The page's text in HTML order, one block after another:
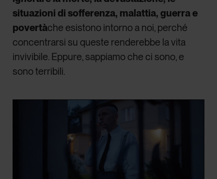
situazioni di sofferenza, malattia, guerra e
povertàche esistono intorno a noi, perché
concentrarsi su queste renderebbe la vita
invivibile. Eppure, sappiamo che ci sono, e
sono terribili.